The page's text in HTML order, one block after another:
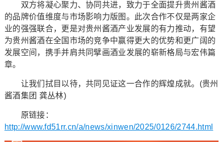
双方将凝心聚力、协同共进，致力于全面提升贵州酱酒
的品牌价值维度与市场影响力版图。此次合作不仅是两家企
业的强强联合，更是对贵州酱酒产业发展的有力推动，有望
为贵州酱酒在全国市场的竞争中赢得更大的优势和更广阔的
发展空间，携手并肩共同擘画酒业发展的崭新格局与宏伟篇
章。
让我们拭目以待，共同见证这一合作的辉煌成就。(贵州
酱酒集团 龚丛林)
原链接：
http://www.fd51rr.cn/a/news/xinwen/2025/0126/2744.html